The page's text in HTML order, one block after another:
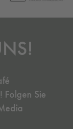
Folgen Sie